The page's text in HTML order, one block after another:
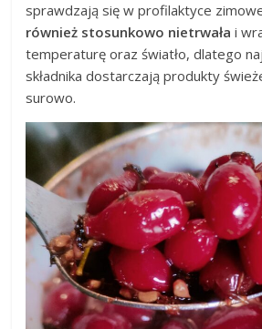
sprawdzają się w profilaktyce
również stosunkowo nietrwała i
temperaturę oraz światło, dlatego
składnika dostarczają produkty
surowo.